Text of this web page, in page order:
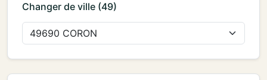
Changer de ville (49)